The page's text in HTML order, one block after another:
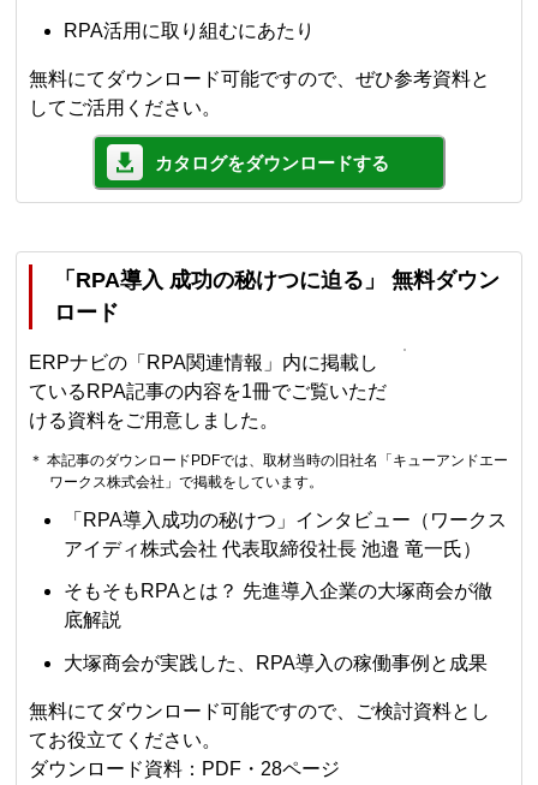
RPA活用に取り組むにあたり
無料にてダウンロード可能ですので、ぜひ参考資料と
してご活用ください。
カタログをダウンロードする
「RPA導入 成功の秘けつに迫る」 無料ダウン
ロード
ERPナビの「RPA関連情報」内に掲載し
ているRPA記事の内容を1冊でご覧いただ
ける資料をご用意しました。
＊ 本記事のダウンロードPDFでは、取材当時の旧社名「キューアンドエー
ワークス株式会社」で掲載をしています。
「RPA導入成功の秘けつ」インタビュー（ワークス
アイディ株式会社 代表取締役社長 池邉 竜一氏）
そもそもRPAとは？ 先進導入企業の大塚商会が徹
底解説
大塚商会が実践した、RPA導入の稼働事例と成果
無料にてダウンロード可能ですので、ご検討資料とし
てお役立てください。
ダウンロード資料：PDF・28ページ